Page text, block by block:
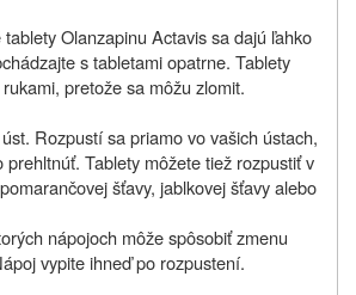
Olanzapinu Actavis sa dajú ľahko
s tabletami opatrne. Tablety
pretože sa môžu zlomit.
Rozpustí sa priamo vo vašich ústach,
prehltnúť. Tablety môžete tiež rozpustiť v
šťavy, jablkovej šťavy alebo
nápojoch môže spôsobiť zmenu
vypite ihneď po rozpustení.